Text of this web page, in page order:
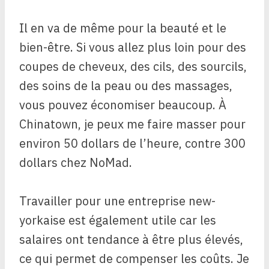
Il en va de même pour la beauté et le
bien-être. Si vous allez plus loin pour des
coupes de cheveux, des cils, des sourcils,
des soins de la peau ou des massages,
vous pouvez économiser beaucoup. À
Chinatown, je peux me faire masser pour
environ 50 dollars de l’heure, contre 300
dollars chez NoMad.
Travailler pour une entreprise new-
yorkaise est également utile car les
salaires ont tendance à être plus élevés,
ce qui permet de compenser les coûts. Je